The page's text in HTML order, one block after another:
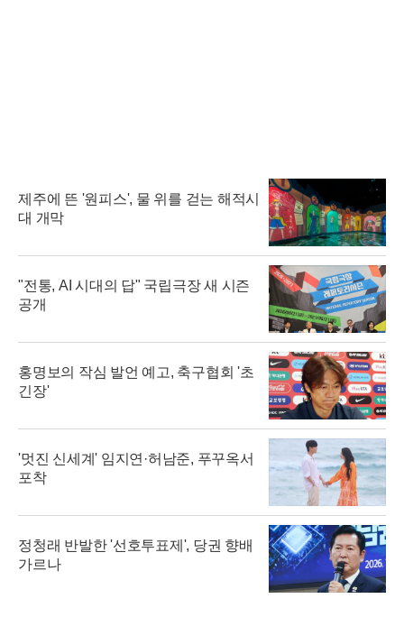
제주에 뜬 '원피스', 물 위를 걷는 해적시
대 개막
"전통, AI 시대의 답" 국립극장 새 시즌
공개
홍명보의 작심 발언 예고, 축구협회 '초
긴장'
'멋진 신세계' 임지연·허남준, 푸꾸옥서
포착
정청래 반발한 '선호투표제', 당권 향배
가르나